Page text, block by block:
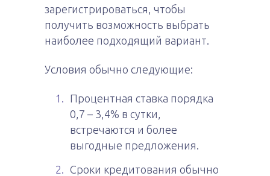
зарегистрироваться, чтобы
получить возможность выбрать
наиболее подходящий вариант.
Условия обычно следующие:
Процентная ставка порядка
0,7 – 3,4% в сутки,
встречаются и более
выгодные предложения.
Сроки кредитования обычно